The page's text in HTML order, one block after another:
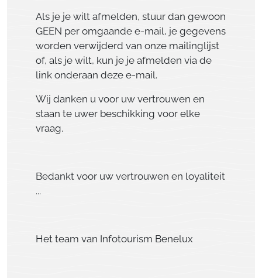
Als je je wilt afmelden, stuur dan gewoon
GEEN per omgaande e-mail, je gegevens
worden verwijderd van onze mailinglijst
of, als je wilt, kun je je afmelden via de
link onderaan deze e-mail.
Wij danken u voor uw vertrouwen en
staan ​​te uwer beschikking voor elke
vraag.
Bedankt voor uw vertrouwen en loyaliteit
...
Het team van Infotourism Benelux